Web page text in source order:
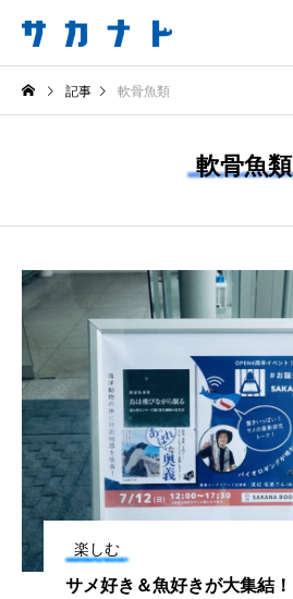
サカナをもっと好きになる
知る 食べる 楽しむ
サカナを知ろう
＜ツバメウオ＞は意外
と美味しい！ “でかい
鰭”が特徴的な魚を実
際に食べてみた
椎名まさ
2026.08.05
意
買
く
夏
記事 軟骨魚類
軟骨魚類
楽しむ
サメ好き＆魚好きが大集結